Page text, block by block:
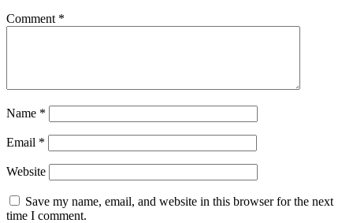
Comment *
Name *
Email *
Website
Save my name, email, and website in this browser for the next
time I comment.